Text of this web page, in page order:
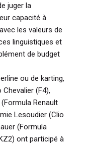
juger la
capacité à
les valeurs de
linguistiques et
de budget
ou de karting,
(F4),
Renault
Lesoudier (Clio
(Formula
ont participé à